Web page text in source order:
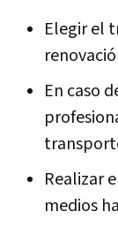
Elegir el
En caso
Realizar
medios